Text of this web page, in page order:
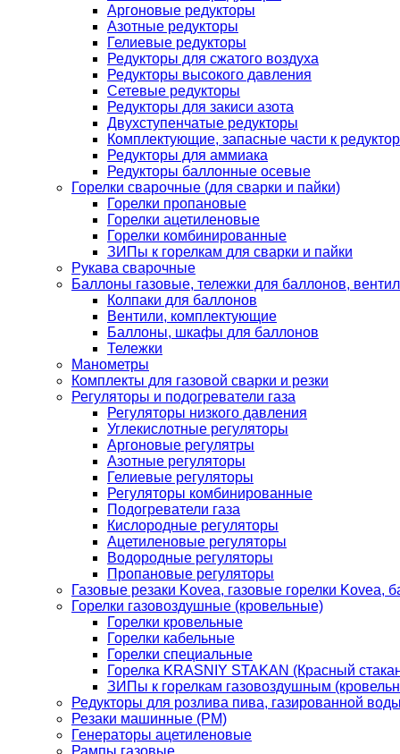
Аргоновые редукторы
Азотные редукторы
Гелиевые редукторы
Редукторы для сжатого воздуха
Редукторы высокого давления
Сетевые редукторы
Редукторы для закиси азота
Двухступенчатые редукторы
Комплектующие, запасные части к
Редукторы для аммиака
Редукторы баллонные осевые
Горелки сварочные (для сварки и пайки)
Горелки пропановые
Горелки ацетиленовые
Горелки комбинированные
ЗИПы к горелкам для сварки и пайки
Рукава сварочные
Баллоны газовые, тележки для баллонов,
Колпаки для баллонов
Вентили, комплектующие
Баллоны, шкафы для баллонов
Тележки
Манометры
Комплекты для газовой сварки и резки
Регуляторы и подогреватели газа
Регуляторы низкого давления
Углекислотные регуляторы
Аргоновые регулятры
Азотные регуляторы
Гелиевые регуляторы
Регуляторы комбинированные
Подогреватели газа
Кислородные регуляторы
Ацетиленовые регуляторы
Водородные регуляторы
Пропановые регуляторы
Газовые резаки Kovea, газовые горелки Kovea,
Горелки газовоздушные (кровельные)
Горелки кровельные
Горелки кабельные
Горелки специальные
Горелка KRASNIY STAKAN (Красный
ЗИПы к горелкам газовоздушным
Редукторы для розлива пива, газированной
Резаки машинные (РМ)
Генераторы ацетиленовые
Рампы газовые